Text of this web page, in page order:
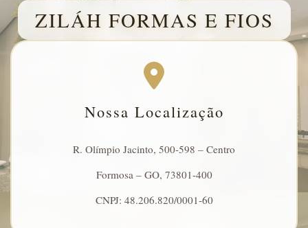
ZILÁH FORMAS E FIOS
Nossa Localização
R. Olímpio Jacinto, 500-598 – Centro
Formosa – GO, 73801-400
CNPJ: 48.206.820/0001-60